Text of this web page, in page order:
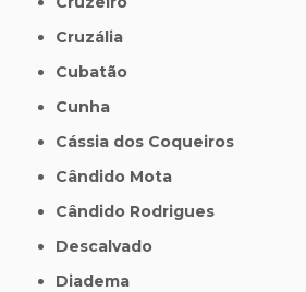
Cruzália
Cubatão
Cunha
Cássia dos Coqueiros
Cândido Mota
Cândido Rodrigues
Descalvado
Diadema